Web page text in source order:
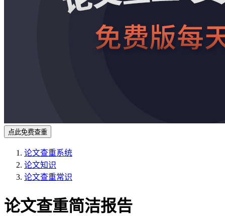
点此免费查重
论文查重系统
论文知识
论文查重常识
论文查重简洁报告